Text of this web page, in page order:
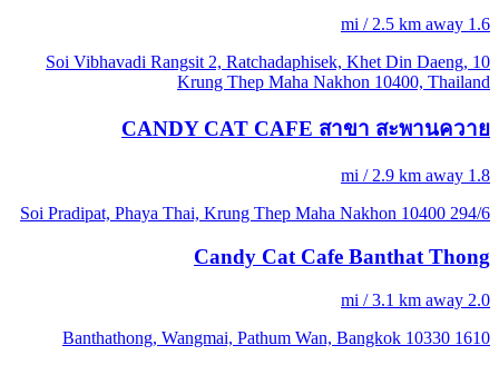
1.6 mi / 2.5 km away
10 Soi Vibhavadi Rangsit 2, Ratchadaphisek, Khet Din Daeng,
Krung Thep Maha Nakhon 10400, Thailand
CANDY CAT CAFE​ สาขา​ สะพาน​ควาย​
1.8 mi / 2.9 km away
294/6 Soi Pradipat, Phaya Thai, Krung Thep Maha Nakhon 10400
Candy Cat Cafe Banthat Thong
2.0 mi / 3.1 km away
1610 Banthathong, Wangmai, Pathum Wan, Bangkok 10330